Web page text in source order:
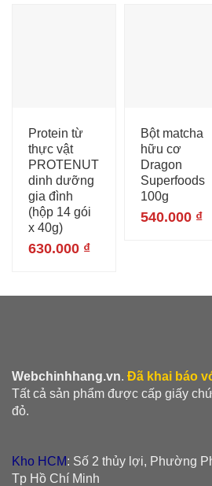
Protein từ
thực vật
PROTENUT
dinh dưỡng
gia đình
(hộp 14 gói
x 40g)
630.000 ₫
Bột matcha
hữu cơ
Dragon
Superfoods
100g
540.000 ₫
Webchinhhang.vn. Đã khai báo
Tất cả sản phẩm được cấp giấy
đỏ.
Kho HCM: Số 2 thủy lợi, Phường
Tp Hồ Chí Minh